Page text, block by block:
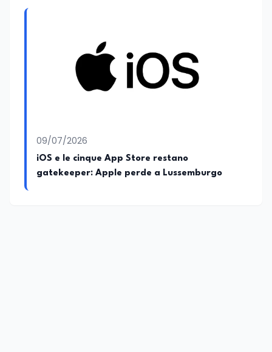
09/07/2026
iOS e le cinque App Store restano
gatekeeper: Apple perde a Lussemburgo